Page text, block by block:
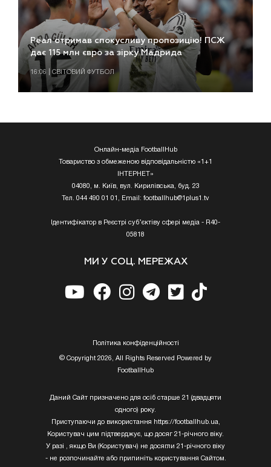
Реал отримав спокусливу пропозицію! ПСЖ
дає 115 млн євро за зірку Мадрида
16:06 | СВІТОВИЙ ФУТБОЛ
Онлайн-медіа FootballHub
Товариство з обмеженою відповідальністю «1+1
ІНТЕРНЕТ»
04080, м. Київ, вул. Кирилівська, буд. 23
Тел. 044 490 01 01, Email: footballhub@1plus1.tv
Ідентифікатор в Реєстрі суб’єктіву сфері медіа - R40-
05818
МИ У СОЦ. МЕРЕЖАХ
Полiтика конфiденцiйностi
© Copyright 2026, All Rights Reserved Powered by
FootballHub
Даний Сайт призначено для осіб старше 21 (двадцяти
одного) року.
Приступаючи до використання https://footballhub.ua,
Користувач цим підтверджує, що досяг 21-річного віку.
У разі , якщо Ви (Користувач) не досягли 21-річного віку
- не розпочинайте або припиніть користування Сайтом.